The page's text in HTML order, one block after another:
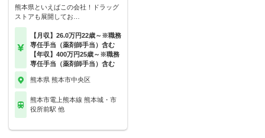
熊本県といえばこの会社！ドラッグ
ストアも展開してお…
【月収】26.0万円22歳～※職務
専任手当（薬剤師手当）含む
【年収】400万円25歳～※職務
専任手当（薬剤師手当）含む
熊本県 熊本市中央区
熊本市電上熊本線 熊本城・市
役所前駅 他